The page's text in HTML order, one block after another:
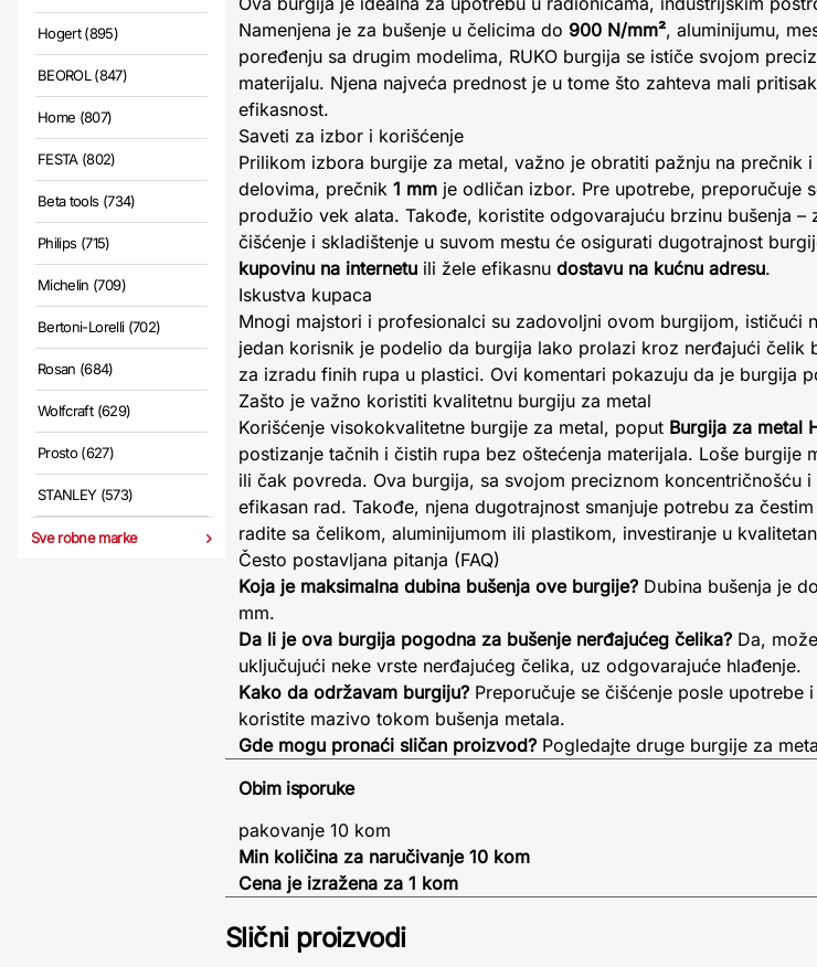
Hogert (895)
BEOROL (847)
Home (807)
FESTA (802)
Beta tools (734)
Philips (715)
Michelin (709)
Bertoni-Lorelli (702)
Rosan (684)
Wolfcraft (629)
Prosto (627)
STANLEY (573)
Sve robne marke
Namenjena je za bušenje u čelicima do 900 N/mm², aluminijumu,
poređenju sa drugim modelima, RUKO burgija se ističe svojom
materijalu. Njena najveća prednost je u tome što zahteva mali
efikasnost.
Saveti za izbor i korišćenje
Prilikom izbora burgije za metal, važno je obratiti pažnju na prečnik
delovima, prečnik 1 mm je odličan izbor. Pre upotrebe, preporučuje
produžio vek alata. Takođe, koristite odgovarajuću brzinu bušenja –
čišćenje i skladištenje u suvom mestu će osigurati dugotrajnost
kupovinu na internetu ili žele efikasnu dostavu na kućnu adresu.
Iskustva kupaca
Mnogi majstori i profesionalci su zadovoljni ovom burgijom, ističući
jedan korisnik je podelio da burgija lako prolazi kroz nerđajući čelik
za izradu finih rupa u plastici. Ovi komentari pokazuju da je burgija
Zašto je važno koristiti kvalitetnu burgiju za metal
Korišćenje visokokvalitetne burgije za metal, poput Burgija za metal
postizanje tačnih i čistih rupa bez oštećenja materijala. Loše burgije
ili čak povreda. Ova burgija, sa svojom preciznom koncentričnošću
efikasan rad. Takođe, njena dugotrajnost smanjuje potrebu za
radite sa čelikom, aluminijumom ili plastikom, investiranje u
Često postavljana pitanja (FAQ)
Koja je maksimalna dubina bušenja ove burgije? Dubina bušenja je
mm.
Da li je ova burgija pogodna za bušenje nerđajućeg čelika? Da,
uključujući neke vrste nerđajućeg čelika, uz odgovarajuće hlađenje.
Kako da održavam burgiju? Preporučuje se čišćenje posle upotrebe
koristite mazivo tokom bušenja metala.
Gde mogu pronaći sličan proizvod? Pogledajte druge burgije za
Obim isporuke
pakovanje 10 kom
Min količina za naručivanje 10 kom
Cena je izražena za 1 kom
Slični proizvodi